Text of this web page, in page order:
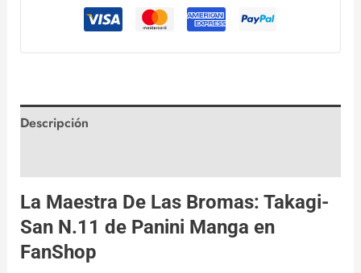
Descripción
La Maestra De Las Bromas: Takagi-
San N.11 de Panini Manga en
FanShop